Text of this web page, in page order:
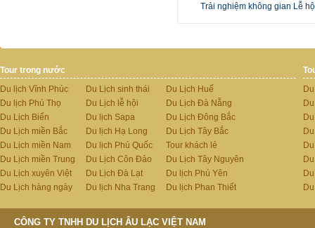
Trải nghiệm không gian Lễ
Tour trong nước
Du lịch Vĩnh Phúc
Du lịch Phú Thọ
Du Lịch Biển
Du Lịch miền Bắc
Du Lịch miền Nam
Du Lịch miền Trung
Du Lịch xuyên Việt
Du Lịch hàng ngày
Du Lịch sinh thái
Du Lịch lễ hội
Du lịch Sapa
Du lịch Hạ Long
Du lịch Phú Quốc
Du Lịch Côn Đảo
Du Lịch Đà Lạt
Du lịch Nha Trang
Du Lịch Huế
Du Lịch Đà Nẵng
Du Lịch Đông Bắc
Du Lịch Tây Bắc
Tour khách lẻ
Du Lịch Tây Nguyên
Du lịch Phú Yên
Du lịch Phan Thiết
CÔNG TY TNHH DU LỊCH ÂU LẠC VIỆT NAM